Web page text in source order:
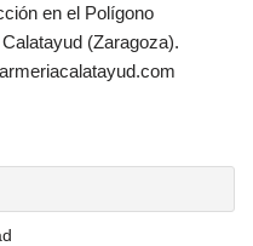
en el Polígono
(Zaragoza).